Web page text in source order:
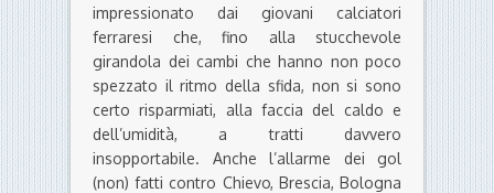
impressionato dai giovani calciatori
ferraresi che, fino alla stucchevole
girandola dei cambi che hanno non poco
spezzato il ritmo della sfida, non si sono
certo risparmiati, alla faccia del caldo e
dell’umidità, a tratti davvero
insopportabile. Anche l’allarme dei gol
(non) fatti contro Chievo, Brescia, Bologna